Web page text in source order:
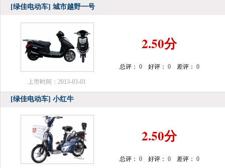
[绿佳电动车] 城市越野一号
上市时间：2013-03-01
2.50分
总评： 0 好评： 0 差评： 0
[绿佳电动车] 小红牛
2.50分
总评： 0 好评： 0 差评： 0